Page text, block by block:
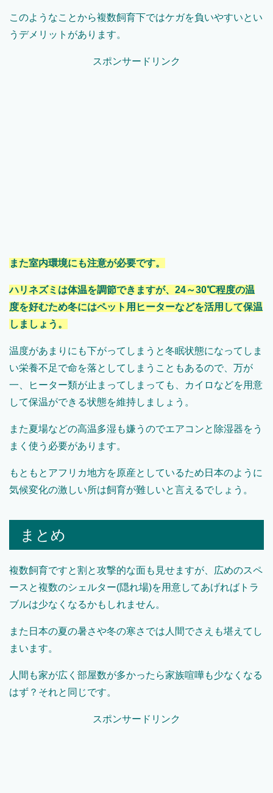
このようなことから複数飼育下ではケガを負いやすいとい
うデメリットがあります。
スポンサードリンク
また室内環境にも注意が必要です。
ハリネズミは体温を調節できますが、24～30℃程度の温
度を好むため冬にはペット用ヒーターなどを活用して保温
しましょう。
温度があまりにも下がってしまうと冬眠状態になってしま
い栄養不足で命を落としてしまうこともあるので、万が
一、ヒーター類が止まってしまっても、カイロなどを用意
して保温ができる状態を維持しましょう。
また夏場などの高温多湿も嫌うのでエアコンと除湿器をう
まく使う必要があります。
もともとアフリカ地方を原産としているため日本のように
気候変化の激しい所は飼育が難しいと言えるでしょう。
まとめ
複数飼育ですと割と攻撃的な面も見せますが、広めのスペ
ースと複数のシェルター(隠れ場)を用意してあげればトラ
ブルは少なくなるかもしれません。
また日本の夏の暑さや冬の寒さでは人間でさえも堪えてし
まいます。
人間も家が広く部屋数が多かったら家族喧嘩も少なくなる
はず？それと同じです。
スポンサードリンク